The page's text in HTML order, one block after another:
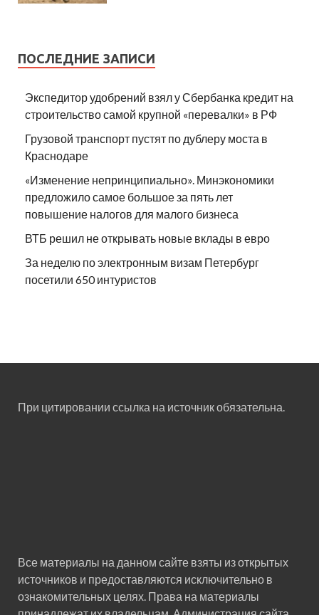
ПОСЛЕДНИЕ ЗАПИСИ
Экспедитор удобрений взял у Сбербанка кредит на
строительство самой крупной «перевалки» в РФ
Грузовой транспорт пустят по дублеру моста в
Краснодаре
«Изменение непринципиально». Минэкономики
предложило самое большое за пять лет
повышение налогов для малого бизнеса
ВТБ решил не открывать новые вклады в евро
За неделю по электронным визам Петербург
посетили 650 интуристов
При цитировании ссылка на источник обязательна.
Все материалы на данном сайте взяты из открытых
источников и предоставляются исключительно в
ознакомительных целях. Права на материалы